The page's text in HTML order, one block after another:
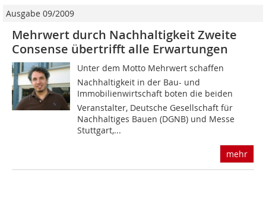
Ausgabe 09/2009
Mehrwert durch Nachhaltigkeit Zweite
Consense übertrifft alle Erwartungen
Unter dem Motto Mehrwert schaffen 
Nachhaltigkeit in der Bau- und
Immobilienwirtschaft boten die beiden
Veranstalter, Deutsche Gesellschaft für
Nachhaltiges Bauen (DGNB) und Messe
Stuttgart,...
mehr